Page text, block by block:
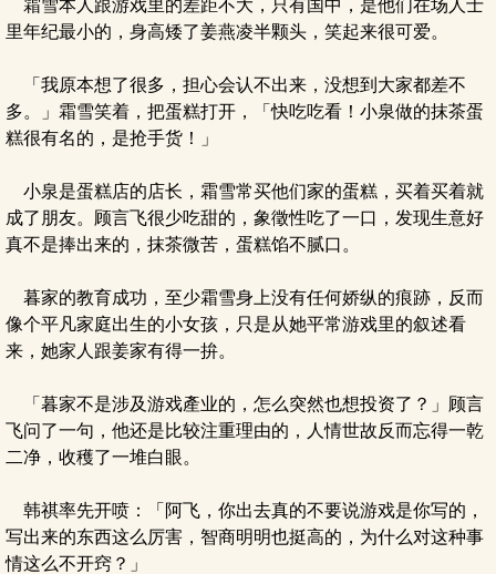
霜雪本人跟游戏里的差距不大，只有国中，是他们在场人士
里年纪最小的，身高矮了姜燕凌半颗头，笑起来很可爱。
「我原本想了很多，担心会认不出来，没想到大家都差不
多。」霜雪笑着，把蛋糕打开，「快吃吃看！小泉做的抹茶蛋
糕很有名的，是抢手货！」
小泉是蛋糕店的店长，霜雪常买他们家的蛋糕，买着买着就
成了朋友。顾言飞很少吃甜的，象徵性吃了一口，发现生意好
真不是捧出来的，抹茶微苦，蛋糕馅不腻口。
暮家的教育成功，至少霜雪身上没有任何娇纵的痕跡，反而
像个平凡家庭出生的小女孩，只是从她平常游戏里的叙述看
来，她家人跟姜家有得一拚。
「暮家不是涉及游戏產业的，怎么突然也想投资了？」顾言
飞问了一句，他还是比较注重理由的，人情世故反而忘得一乾
二净，收穫了一堆白眼。
韩祺率先开喷：「阿飞，你出去真的不要说游戏是你写的，
写出来的东西这么厉害，智商明明也挺高的，为什么对这种事
情这么不开窍？」